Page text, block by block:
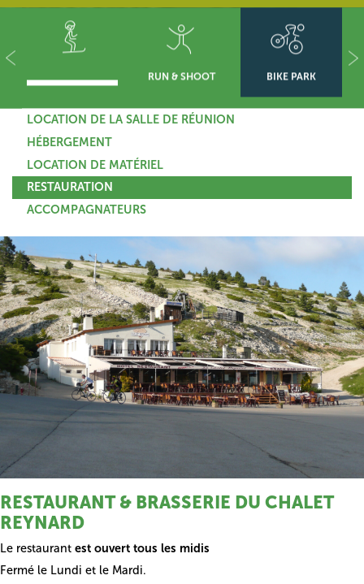
RUN & SHOOT BIKE PARK
LOCATION DE LA SALLE DE RÉUNION
HÉBERGEMENT
LOCATION DE MATÉRIEL
RESTAURATION
ACCOMPAGNATEURS
RESTAURANT & BRASSERIE DU CHALET
REYNARD
Le restaurant est ouvert tous les midis
Fermé le Lundi et le Mardi.